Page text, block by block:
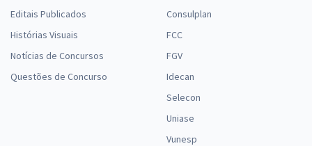
Editais Publicados
Histórias Visuais
Notícias de Concursos
Questões de Concurso
Consulplan
FCC
FGV
Idecan
Selecon
Uniase
Vunesp